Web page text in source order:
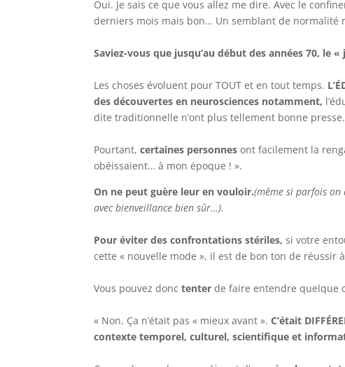
Oui. Je sais ce que vous allez me dire. Avec le
derniers mois mais bon… Un semblant de normalité
Saviez-vous que jusqu’au début des années 70, le
Les choses évoluent pour TOUT et en tout temps.
des découvertes en neurosciences notamment,
dite traditionnelle n’ont plus tellement bonne presse.
Pourtant,certaines personnes ont facilement la
obéissaient… à mon époque ! ».
On ne peut guère leur en vouloir.(même si parfois on
avec bienveillance bien sûr…).
Pour éviter des confrontations stériles, si votre
cette « nouvelle mode », il est de bon ton de réussir
Vous pouvez donctenter de faire entendre quelque
« Non. Ça n’était pas « mieux avant ».C’était
contexte temporel, culturel, scientifique et